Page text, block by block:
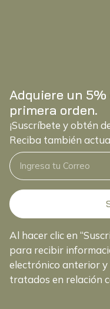
Adquiere un
primera orden.
¡Suscríbete y obtén
Reciba también
Al hacer clic en
para recibir
electrónico anterior y
tratados en relación